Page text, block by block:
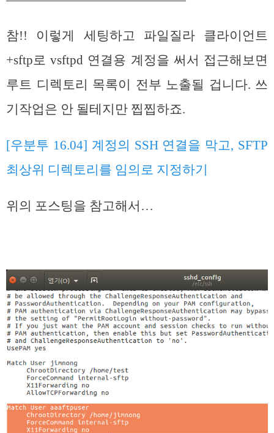
참!! 이렇게 세팅하고 파일질라 클라이언트
+sftp로 vsftpd 연결용 계정을 써서 접근해보면
루트 디렉토리 목록이 전부 노출될 겁니다. 쓰
기작업은 안 될테지만 찝찝하죠.
[우분투 16.04] 계정의 SSH 연결을 막고, SFTP
최상위 디렉토리를 임의로 지정하기
위의 포스팅을 참고해서…